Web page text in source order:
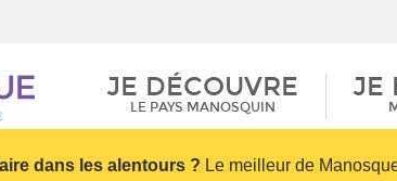
JE DÉCOUVRE
LE PAYS MANOSQUIN
Les podcasts de
l’Office de Tourisme
JE
dans les alentours ? Le meilleur de